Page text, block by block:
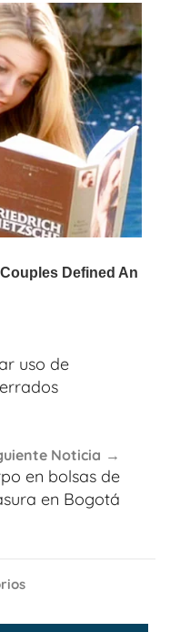
uso de
Noticia
en bolsas de
en Bogotá